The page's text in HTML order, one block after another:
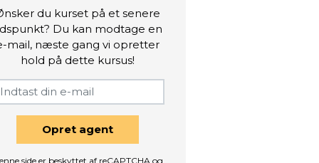
du kurset på et senere
Du kan modtage en
mail, næste gang vi opretter
hold på dette kursus!
Opret agent
side er beskyttet af reCAPTCHA og